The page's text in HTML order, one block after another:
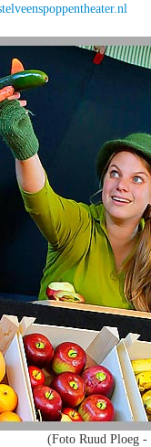
(Foto Ruud Ploeg -